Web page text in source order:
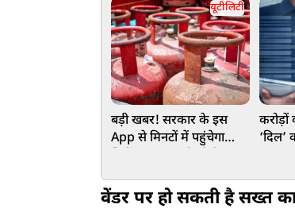
यूटीलिटी
बड़ी खबर! सरकार के इस
App से मिनटों में पहुंचेगा
लेकर बड़ा अपडेट
करोड़ों
‘दिल’
वेंडर पर हो सकती है सख्त